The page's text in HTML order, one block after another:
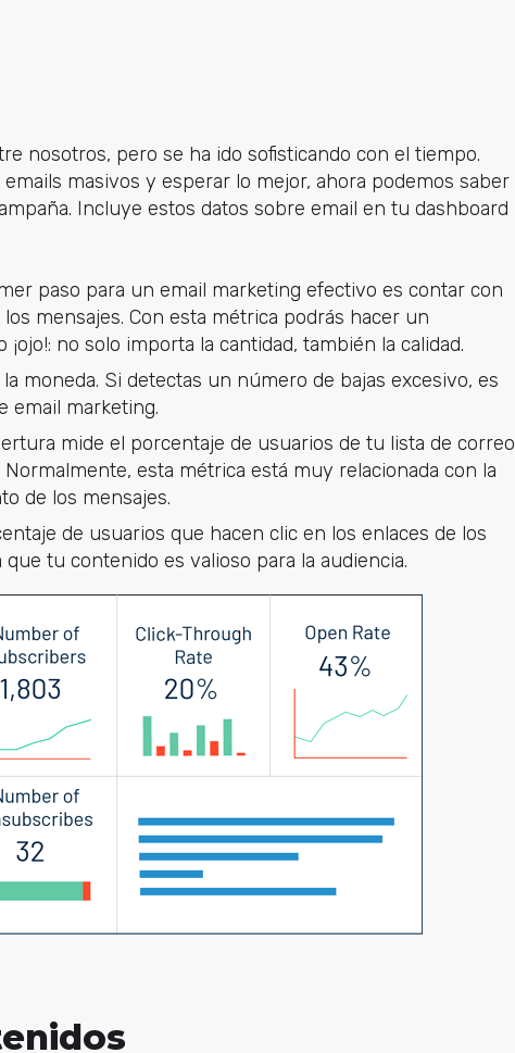
nosotros, pero se ha ido sofisticando con el tiempo.
masivos y esperar lo mejor, ahora podemos saber
Incluye estos datos sobre email en tu dashboard
paso para un email marketing efectivo es contar con
mensajes. Con esta métrica podrás hacer un
no solo importa la cantidad, también la calidad.
la moneda. Si detectas un número de bajas excesivo, es
email marketing.
mide el porcentaje de usuarios de tu lista de correo
esta métrica está muy relacionada con la
de los mensajes.
de usuarios que hacen clic en los enlaces de los
tu contenido es valioso para la audiencia.